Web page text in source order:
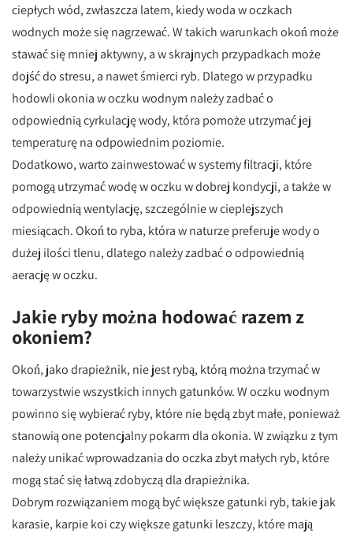
ciepłych wód, zwłaszcza latem, kiedy woda w oczkach
wodnych może się nagrzewać. W takich warunkach okoń może
stawać się mniej aktywny, a w skrajnych przypadkach może
dojść do stresu, a nawet śmierci ryb. Dlatego w przypadku
hodowli okonia w oczku wodnym należy zadbać o
odpowiednią cyrkulację wody, która pomoże utrzymać jej
temperaturę na odpowiednim poziomie.
Dodatkowo, warto zainwestować w systemy filtracji, które
pomogą utrzymać wodę w oczku w dobrej kondycji, a także w
odpowiednią wentylację, szczególnie w cieplejszych
miesiącach. Okoń to ryba, która w naturze preferuje wody o
dużej ilości tlenu, dlatego należy zadbać o odpowiednią
aerację w oczku.
Jakie ryby można hodować razem z
okoniem?
Okoń, jako drapieżnik, nie jest rybą, którą można trzymać w
towarzystwie wszystkich innych gatunków. W oczku wodnym
powinno się wybierać ryby, które nie będą zbyt małe, ponieważ
stanowią one potencjalny pokarm dla okonia. W związku z tym
należy unikać wprowadzania do oczka zbyt małych ryb, które
mogą stać się łatwą zdobyczą dla drapieżnika.
Dobrym rozwiązaniem mogą być większe gatunki ryb, takie jak
karasie, karpie koi czy większe gatunki leszczy, które mają